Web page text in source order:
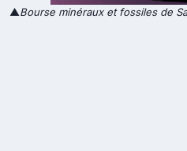
▲Bourse minéraux et fossiles de